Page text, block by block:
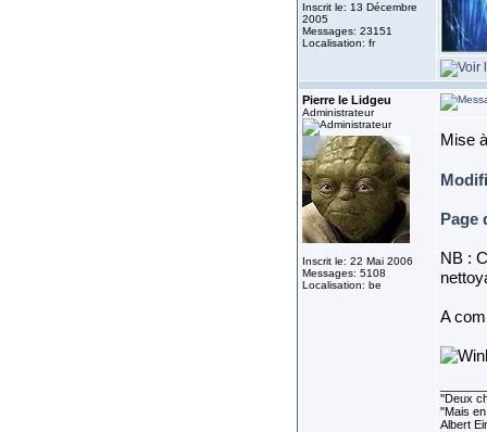
Inscrit le: 13 Décembre
2005
Messages: 23151
Localisation: fr
Pierre le Lidgeu
Administrateur
Inscrit le: 22 Mai 2006
Messages: 5108
Localisation: be
Mise
Page
NB :
A
''Deux
"Mais
Albert